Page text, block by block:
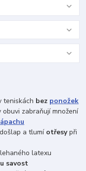
teniskách bez ponožek
zabraňují množení
došlap a tlumí otřesypři
latexu
savost